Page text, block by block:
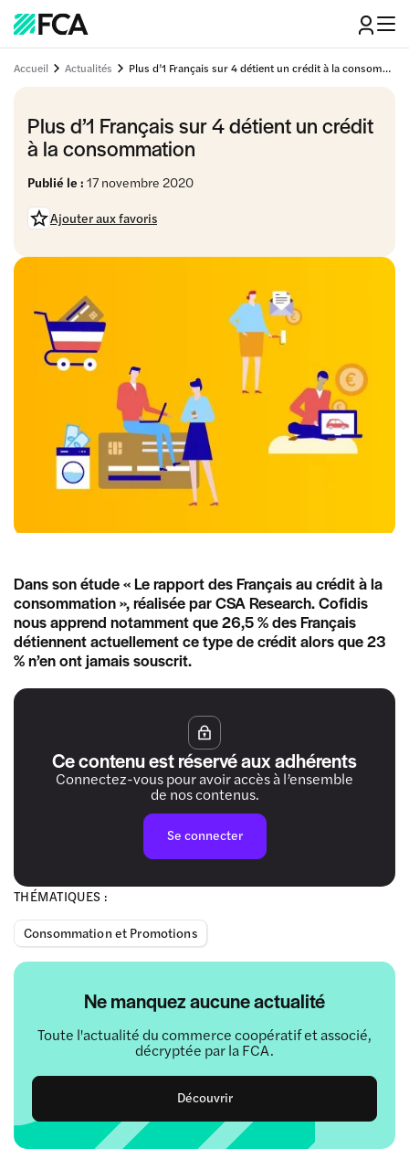
Accueil Actualités Plus d’1 Français sur 4 détient un crédit à la consommation
Plus d’1 Français sur 4 détient un crédit
à la consommation
Publié le : 17 novembre 2020
Ajouter aux favoris
THÉMATIQUES :
Consommation et Promotions
Ne manquez aucune actualité
Toute l'actualité du commerce coopératif et associé,
décryptée par la FCA.
Découvrir
Dans son étude « Le rapport des Français au crédit à la
consommation », réalisée par CSA Research. Cofidis
nous apprend notamment que 26,5 % des Français
détiennent actuellement ce type de crédit alors que 23
% n’en ont jamais souscrit.
Ce contenu est réservé aux adhérents
Connectez-vous pour avoir accès à l’ensemble
de nos contenus.
Se connecter